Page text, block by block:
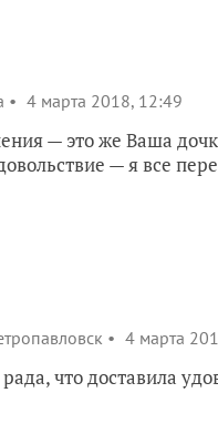
4 марта 2018, 12:49
— это же Ваша
— я все
4 марта
что доставила